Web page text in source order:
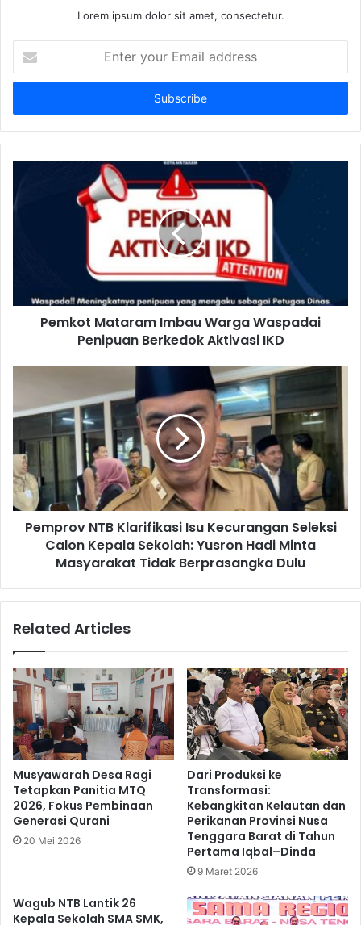
Lorem ipsum dolor sit amet, consectetur.
your
Email
Pemkot Mataram Imbau Warga Waspadai
Penipuan Berkedok Aktivasi IKD
Pemprov NTB Klarifikasi Isu Kecurangan Seleksi
Calon Kepala Sekolah: Yusron Hadi Minta
Masyarakat Tidak Berprasangka Dulu
Related Articles
Musyawarah Desa Ragi
Tetapkan Panitia MTQ
2026, Fokus Pembinaan
Generasi Qurani
20 Mei 2026
Dari Produksi ke
Transformasi:
Kebangkitan Kelautan dan
Perikanan Provinsi Nusa
Tenggara Barat di Tahun
Pertama Iqbal–Dinda
9 Maret 2026
Wagub NTB Lantik 26
Kepala Sekolah SMA SMK,